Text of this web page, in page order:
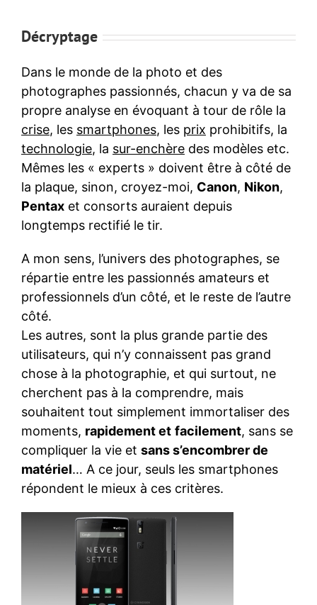
Décryptage
Dans le monde de la photo et des
photographes passionnés, chacun y va de sa
propre analyse en évoquant à tour de rôle la
crise, les smartphones, les prix prohibitifs, la
technologie, la sur-enchère des modèles etc.
Mêmes les « experts » doivent être à côté de
la plaque, sinon, croyez-moi, Canon, Nikon,
Pentax et consorts auraient depuis
longtemps rectifié le tir.
A mon sens, l’univers des photographes, se
répartie entre les passionnés amateurs et
professionnels d’un côté, et le reste de l’autre
côté.
Les autres, sont la plus grande partie des
utilisateurs, qui n’y connaissent pas grand
chose à la photographie, et qui surtout, ne
cherchent pas à la comprendre, mais
souhaitent tout simplement immortaliser des
moments, rapidement et facilement, sans se
compliquer la vie et sans s’encombrer de
matériel… A ce jour, seuls les smartphones
répondent le mieux à ces critères.